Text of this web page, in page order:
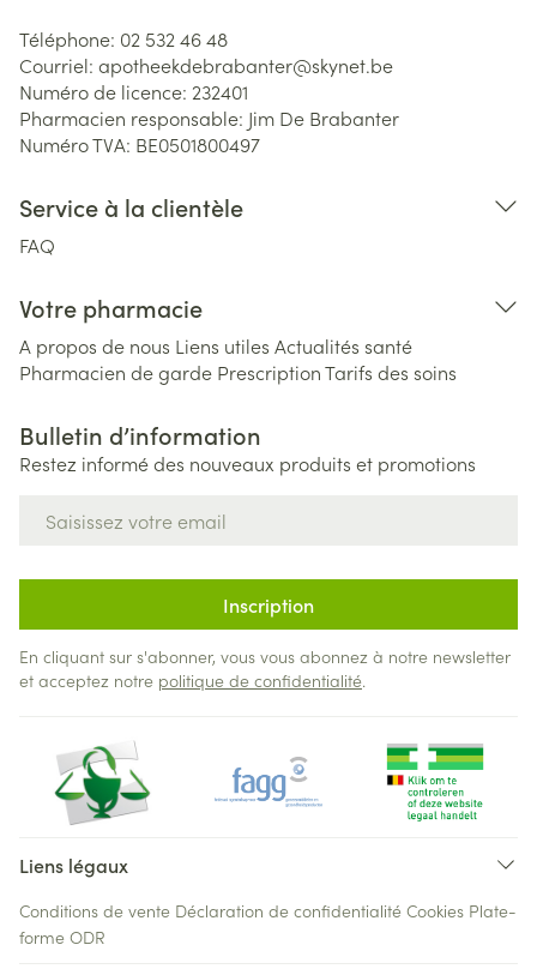
Téléphone: 02 532 46 48
Courriel: apotheekdebrabanter@skynet.be
Numéro de licence: 232401
Pharmacien responsable: Jim De Brabanter
Numéro TVA: BE0501800497
Service à la clientèle
FAQ
Votre pharmacie
A propos de nous Liens utiles Actualités santé
Pharmacien de garde PrescriptionTarifs des soins
Bulletin d’information
Restez informé des nouveaux produits et promotions
Inscription
En cliquant sur s'abonner, vous vous abonnez à notre newsletter
et acceptez notre politique de confidentialité.
Liens légaux
Conditions de vente Déclaration de confidentialité Cookies Plate-
forme ODR